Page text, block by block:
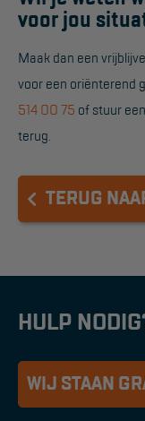
voor jou
Maak dan een
voor een oriënterend
514 00 75 of stuur een
terug.
TERUG
HULP
WIJ STAAN